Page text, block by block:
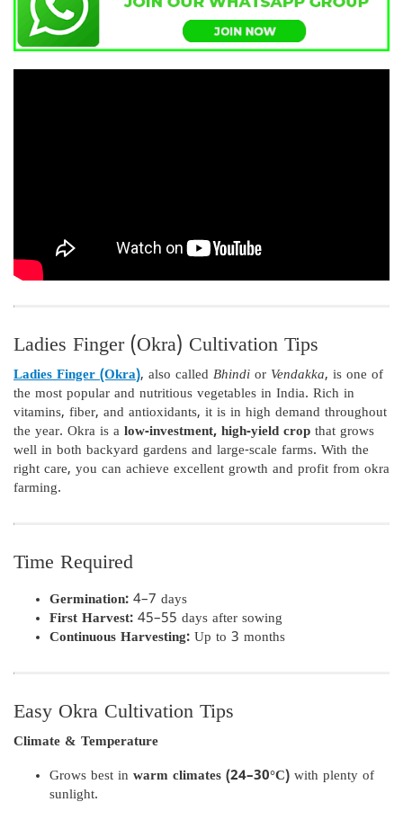
Ladies Finger (Okra) Cultivation Tips
Ladies Finger (Okra), also called Bhindi or Vendakka, is one of
the most popular and nutritious vegetables in India. Rich in
vitamins, fiber, and antioxidants, it is in high demand throughout
the year. Okra is a low-investment, high-yield crop that grows
well in both backyard gardens and large-scale farms. With the
right care, you can achieve excellent growth and profit from okra
farming.
Time Required
Germination: 4–7 days
First Harvest: 45–55 days after sowing
Continuous Harvesting: Up to 3 months
Easy Okra Cultivation Tips
Climate & Temperature
Grows best in warm climates (24–30°C) with plenty of
sunlight.